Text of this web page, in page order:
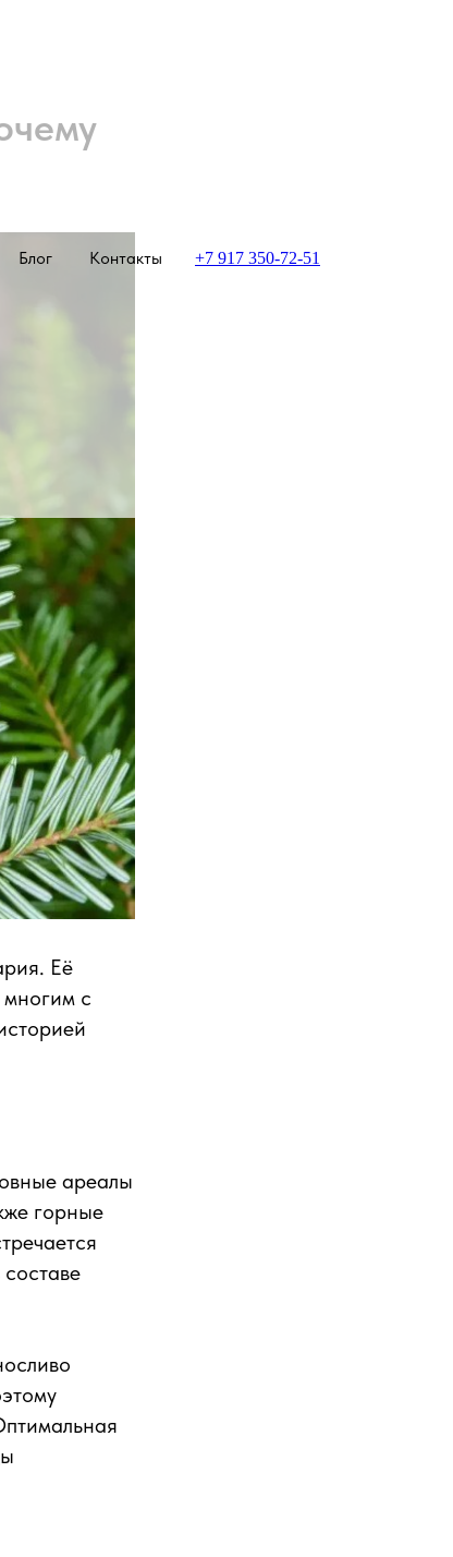
Блог Контакты +7 917 350-72-51
Её
с
ареалы
горные